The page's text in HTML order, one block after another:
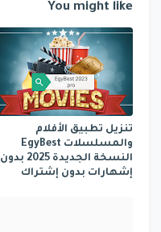
You might like
تنزيل تطبيق الأفلام
والمسلسلات EgyBest
النسخة الجديدة 2025 بدون
إشهارات بدون إشتراك